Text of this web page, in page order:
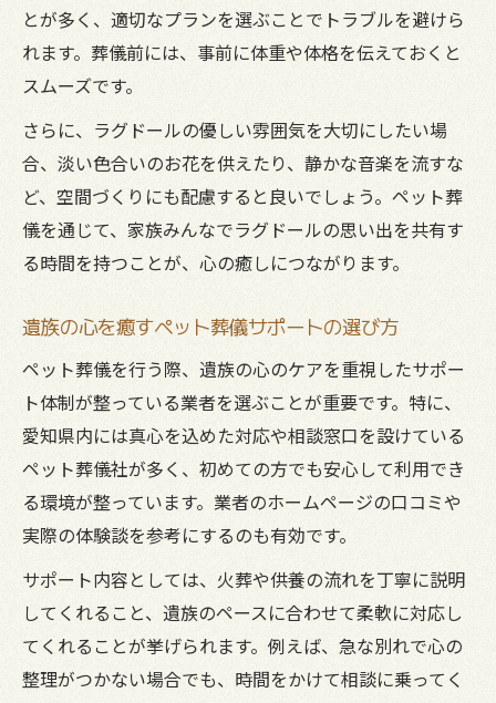
とが多く、適切なプランを選ぶことでトラブルを避けら
れます。葬儀前には、事前に体重や体格を伝えておくと
スムーズです。
さらに、ラグドールの優しい雰囲気を大切にしたい場
合、淡い色合いのお花を供えたり、静かな音楽を流すな
ど、空間づくりにも配慮すると良いでしょう。ペット葬
儀を通じて、家族みんなでラグドールの思い出を共有す
る時間を持つことが、心の癒しにつながります。
遺族の心を癒すペット葬儀サポートの選び方
ペット葬儀を行う際、遺族の心のケアを重視したサポー
ト体制が整っている業者を選ぶことが重要です。特に、
愛知県内には真心を込めた対応や相談窓口を設けている
ペット葬儀社が多く、初めての方でも安心して利用でき
る環境が整っています。業者のホームページの口コミや
実際の体験談を参考にするのも有効です。
サポート内容としては、火葬や供養の流れを丁寧に説明
してくれること、遺族のペースに合わせて柔軟に対応し
てくれることが挙げられます。例えば、急な別れで心の
整理がつかない場合でも、時間をかけて相談に乗ってく